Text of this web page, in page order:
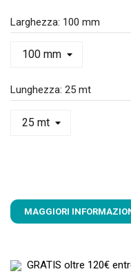
Larghezza: 100 mm
Lunghezza: 25 mt
MAGGIORI
GRATIS oltre 120€